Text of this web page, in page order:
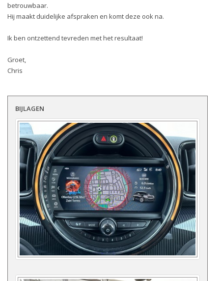
betrouwbaar.
Hij maakt duidelijke afspraken en komt deze ook na.
Ik ben ontzettend tevreden met het resultaat!
Groet,
Chris
BIJLAGEN